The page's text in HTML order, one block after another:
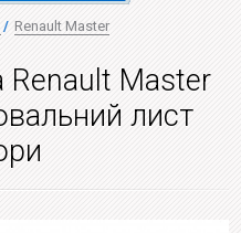
/ Renault Master
Renault Master
лист